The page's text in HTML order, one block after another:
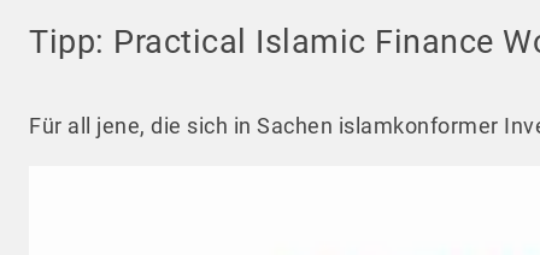
Tipp: Practical Islamic Finance
Für all jene, die sich in Sachen islamkonformer